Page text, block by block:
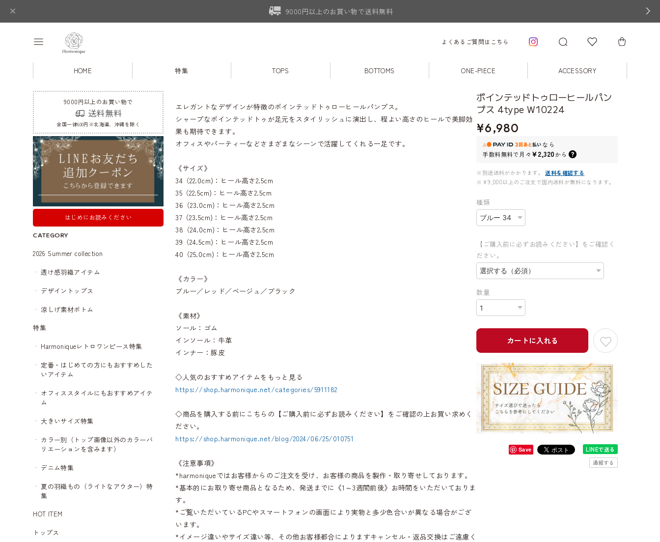
9000円以上のお買い物で送料無料
よくあるご質問はこちら
HOME 特集 TOPS BOTTOMS ONE-PIECE ACCESSORY
9000円以上のお買い物で
送料無料
全国一律600円※北海道、沖縄を除く
はじめにお読みください
CATEGORY
2026 Summer collection
透け感羽織アイテム
デザイントップス
涼しげ素材ボトム
特集
Harmoniqueレトロワンピース特集
定番・はじめての方にもおすすめした
いアイテム
オフィススタイルにもおすすめアイテ
ム
大きいサイズ特集
カラー別（トップ画像以外のカラーバ
リエーションを含みます）
デニム特集
夏の羽織もの（ライトなアウター）特
集
HOT ITEM
トップス
エレガントなデザインが特徴のポインテッドトゥローヒールパンプス。
シャープなポインテッドトゥが足元をスタイリッシュに演出し、程よい高さのヒールで美脚効
果も期待できます。
オフィスやパーティーなどさまざまなシーンで活躍してくれる一足です。
《サイズ》
34（22.0cm)：ヒール高さ2.5cm
35（22.5cm)：ヒール高さ2.5cm
36（23.0cm)：ヒール高さ2.5cm
37（23.5cm)：ヒール高さ2.5cm
38（24.0cm)：ヒール高さ2.5cm
39（24.5cm)：ヒール高さ2.5cm
40（25.0cm)：ヒール高さ2.5cm
《カラー》
ブルー／レッド／ベージュ／ブラック
《素材》
ソール：ゴム
インソール：牛革
インナー：豚皮
◇人気のおすすめアイテムをもっと見る
https://shop.harmonique.net/categories/5911182
◇商品を購入する前にこちらの【ご購入前に必ずお読みください】をご確認の上お買い求めく
ださい。
https://shop.harmonique.net/blog/2024/06/25/010751
《注意事項》
*harmoniqueではお客様からのご注文を受け、お客様の商品を製作・取り寄せしております。
*基本的にお取り寄せ商品となるため、発送までに《1～3週間前後》お時間をいただいておりま
す。
*ご覧いただいているPCやスマートフォンの画面により実物と多少色合いが異なる場合がござ
います。
*イメージ違いやサイズ違い等、その他お客様都合によりますキャンセル・返品交換はご遠慮く
ポインテッドトゥローヒールパン
プス 4type W10224
¥6,980
なら
手数料無料で月々 ¥2,320から
※別途送料がかかります。
送料を確認する
※¥9,000以上のご注文で国内送料が無料になります。
種類
【ご購入前に必ずお読みください】をご確認く
ださい。
数量
カートに入れる
Save
LINEで送る
通報する